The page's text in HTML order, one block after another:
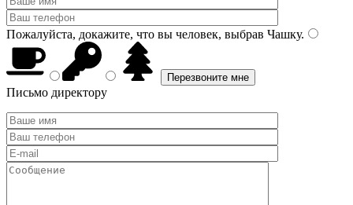
Пожалуйста, докажите, что вы человек, выбрав Чашку.
Письмо директору